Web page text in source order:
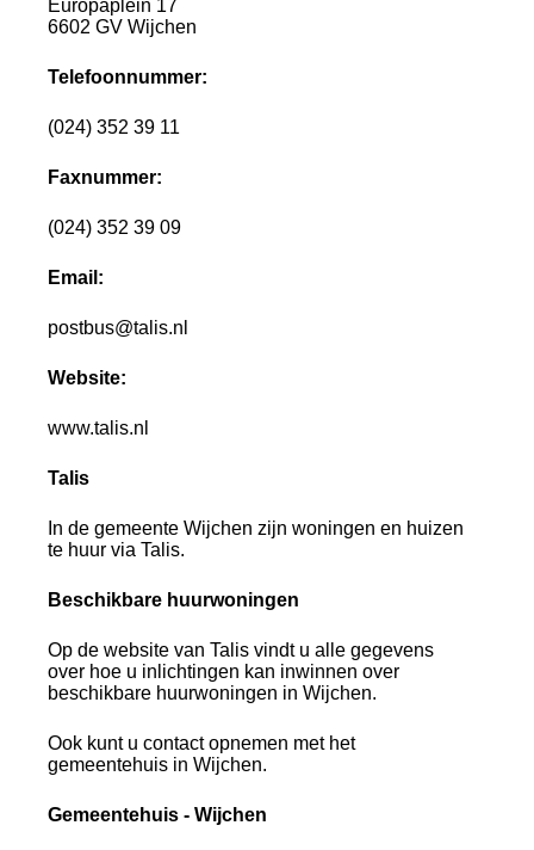
Europaplein 17
6602 GV Wijchen
Telefoonnummer:
(024) 352 39 11
Faxnummer:
(024) 352 39 09
Email:
postbus@talis.nl
Website:
www.talis.nl
Talis
In de gemeente Wijchen zijn woningen en huizen
te huur via Talis.
Beschikbare huurwoningen
Op de website van Talis vindt u alle gegevens
over hoe u inlichtingen kan inwinnen over
beschikbare huurwoningen in Wijchen.
Ook kunt u contact opnemen met het
gemeentehuis in Wijchen.
Gemeentehuis - Wijchen